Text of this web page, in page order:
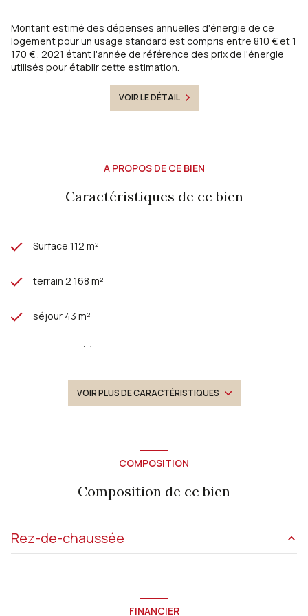
Montant estimé des dépenses annuelles d'énergie de ce
logement pour un usage standard est compris entre 810 € et 1
170 € . 2021 étant l'année de référence des prix de l'énergie
utilisés pour établir cette estimation.
VOIR LE DÉTAIL
A PROPOS DE CE BIEN
Caractéristiques de ce bien
Surface 112 m²
terrain 2 168 m²
séjour 43 m²
3 chambre(s)
1 garage(s)
vue Dominante campagne
VOIR PLUS DE CARACTÉRISTIQUES
COMPOSITION
Composition de ce bien
Rez-de-chaussée
FINANCIER